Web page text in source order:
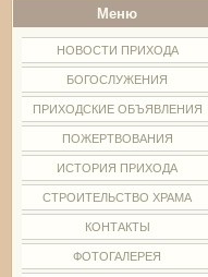
Меню
НОВОСТИ ПРИХОДА
БОГОСЛУЖЕНИЯ
ПРИХОДСКИЕ ОБЪЯВЛЕНИЯ
ПОЖЕРТВОВАНИЯ
ИСТОРИЯ ПРИХОДА
СТРОИТЕЛЬСТВО ХРАМА
КОНТАКТЫ
ФОТОГАЛЕРЕЯ